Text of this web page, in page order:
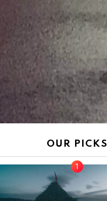
OUR PICKS